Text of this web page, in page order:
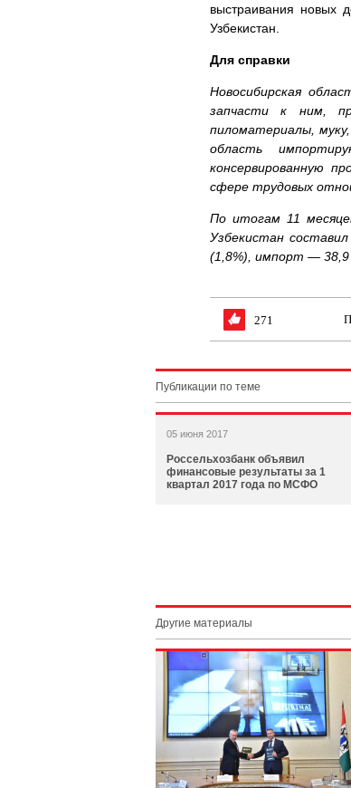
выстраивания новых
Узбекистан.
Для справки
Новосибирская
запчасти к ним,
пиломатериалы,
область
консервированную
сфере трудовых
По итогам 11
Узбекистан
(1,8%), импорт — 38,9
271
Публикации по теме
05 июня 2017
Россельхозбанк объявил
финансовые результаты за 1
квартал 2017 года по МСФО
Другие материалы